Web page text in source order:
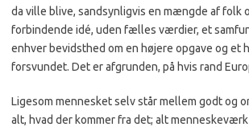
da ville blive, sandsynligvis en mængde af folk
forbindende idé, uden fælles værdier, et
enhver bevidsthed om en højere opgave og et
forsvundet. Det er afgrunden, på hvis rand
Ligesom mennesket selv står mellem godt og
alt, hvad der kommer fra det; alt